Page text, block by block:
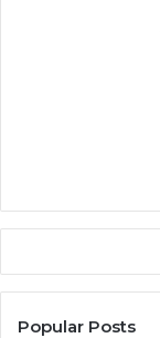
Popular Posts